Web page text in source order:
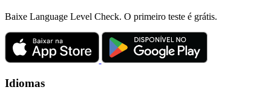
Baixe Language Level Check. O primeiro teste é grátis.
Idiomas